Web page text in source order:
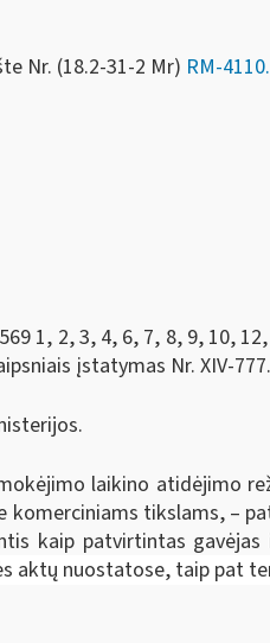
Nr. (18.2-31-2 Mr) RM-4110.
1, 2, 3, 4, 6, 7, 8, 9, 10,
įstatymas Nr. XIV-777.
laikino atidėjimo
tikslams, –
kaip patvirtintas
aktų nuostatose, taip pat